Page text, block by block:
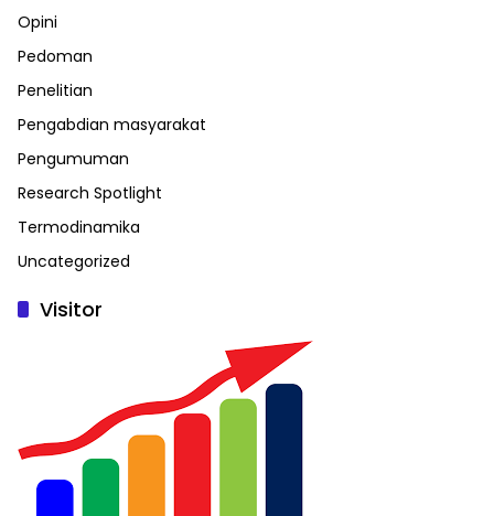
Opini
Pedoman
Penelitian
Pengabdian masyarakat
Pengumuman
Research Spotlight
Termodinamika
Uncategorized
Visitor